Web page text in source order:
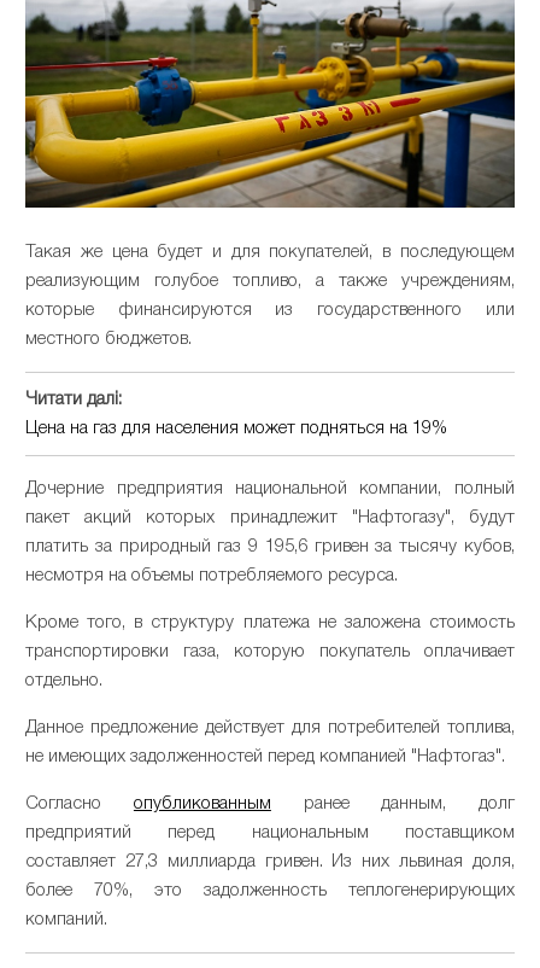
Такая же цена будет и для покупателей, в последующем
реализующим голубое топливо, а также учреждениям,
которые финансируются из государственного или
местного бюджетов.
Читати далі:
Цена на газ для населения может подняться на 19%
Дочерние предприятия национальной компании, полный
пакет акций которых принадлежит "Нафтогазу", будут
платить за природный газ 9 195,6 гривен за тысячу кубов,
несмотря на объемы потребляемого ресурса.
Кроме того, в структуру платежа не заложена стоимость
транспортировки газа, которую покупатель оплачивает
отдельно.
Данное предложение действует для потребителей топлива,
не имеющих задолженностей перед компанией "Нафтогаз".
Согласно опубликованным ранее данным, долг
предприятий перед национальным поставщиком
составляет 27,3 миллиарда гривен. Из них львиная доля,
более 70%, это задолженность теплогенерирующих
компаний.